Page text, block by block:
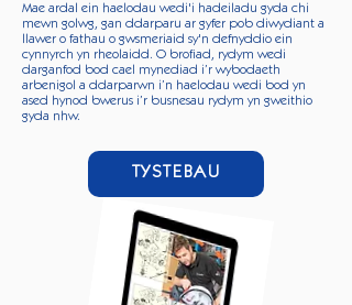
Mae ardal ein haelodau wedi'i hadeiladu gyda chi
mewn golwg, gan ddarparu ar gyfer pob diwydiant a
llawer o fathau o gwsmeriaid sy'n defnyddio ein
cynnyrch yn rheolaidd. O brofiad, rydym wedi
darganfod bod cael mynediad i’r wybodaeth
arbenigol a ddarparwn i’n haelodau wedi bod yn
ased hynod bwerus i’r busnesau rydym yn gweithio
gyda nhw.
TYSTEBAU